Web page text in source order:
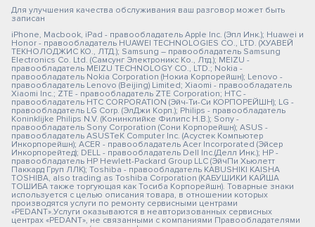
Для улучшения качества обслуживания ваш разговор может быть
записан
iPhone, Macbook, iPad - правообладатель Apple Inc. (Эпл Инк.); Huawei и
Honor - правообладатель HUAWEI TECHNOLOGIES CO., LTD. (ХУАВЕЙ
ТЕКНОЛОДЖИС КО., ЛТД.); Samsung – правообладатель Samsung
Electronics Co. Ltd. (Самсунг Электроникс Ко., Лтд.); MEIZU -
правообладатель MEIZU TECHNOLOGY CO., LTD.; Nokia -
правообладатель Nokia Corporation (Нокиа Корпорейшн); Lenovo -
правообладатель Lenovo (Beijing) Limited; Xiaomi - правообладатель
Xiaomi Inc.; ZTE - правообладатель ZTE Corporation; HTC -
правообладатель HTC CORPORATION (Эйч-Ти-Си КОРПОРЕЙШН); LG -
правообладатель LG Corp. (ЭлДжи Корп.); Philips - правообладатель
Koninklijke Philips N.V. (Конинклийке Филипс Н.В.); Sony -
правообладатель Sony Corporation (Сони Корпорейшн); ASUS -
правообладатель ASUSTeK Computer Inc. (Асустек Компьютер
Инкорпорейшн); ACER - правообладатель Acer Incorporated (Эйсер
Инкорпорейтед); DELL - правообладатель Dell Inc.(Делл Инк.); HP -
правообладатель HP Hewlett-Packard Group LLC (ЭйчПи Хьюлетт
Паккард Груп ЛЛК); Toshiba - правообладатель KABUSHIKI KAISHA
TOSHIBA, also trading as Toshiba Corporation (КАБУШИКИ КАЙША
ТОШИБА также торгующая как Тосиба Корпорейшн). Товарные знаки
используется с целью описания товара, в отношении которых
производятся услуги по ремонту сервисными центрами
«PEDANT».Услуги оказываются в неавторизованных сервисных
центрах «PEDANT», не связанными с компаниями Правообладателями